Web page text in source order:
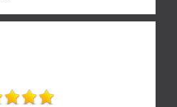
et compétente. C'est
compter sur des
Merci encore !